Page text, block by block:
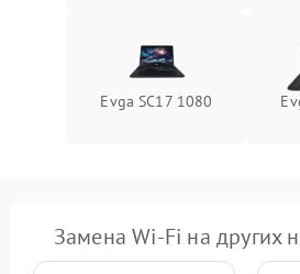
Evga SC17 1080
Замена Wi-Fi на других